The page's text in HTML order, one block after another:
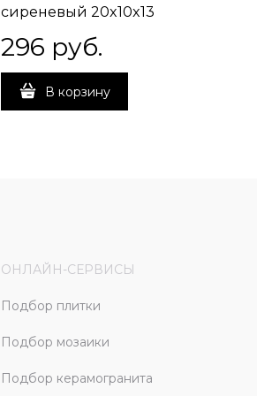
сиреневый 20x10x13
296 руб.
В корзину
ОНЛАЙН-СЕРВИСЫ
Подбор плитки
Подбор мозаики
Подбор керамогранита